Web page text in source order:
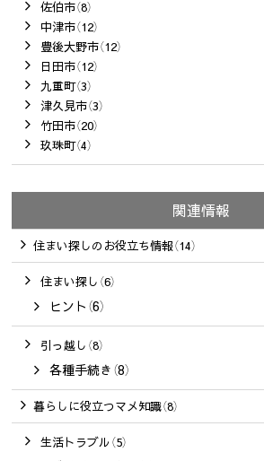
佐伯市（8）
中津市（12）
豊後大野市（12）
日田市（12）
九重町（3）
津久見市（3）
竹田市（20）
玖珠町（4）
関連情報
住まい探しのお役立ち情報（14）
住まい探し（6）
ヒント（6）
引っ越し（8）
各種手続き（8）
暮らしに役立つマメ知識（8）
生活トラブル（5）